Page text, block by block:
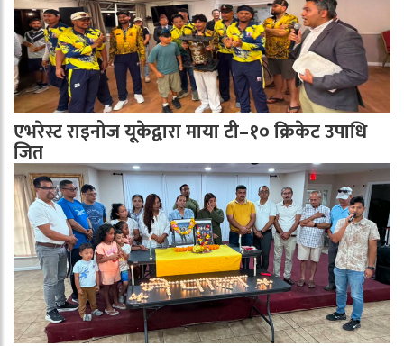
एभरेस्ट राइनोज यूकेद्वारा माया टी–१० क्रिकेट उपाधि
जित